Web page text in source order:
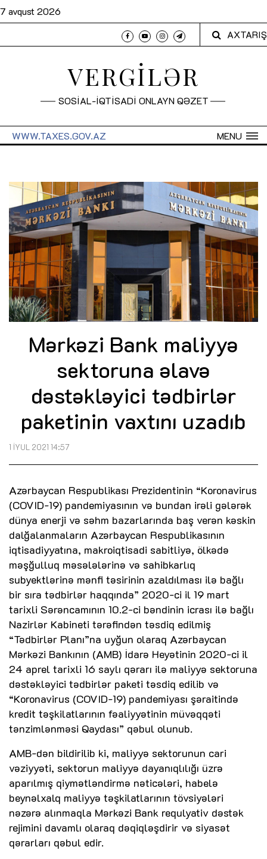
7 avqust 2026
AXTARIŞ
VERGİLƏR
SOSİAL-İQTİSADİ ONLAYN QƏZET
MENU
WWW.TAXES.GOV.AZ
Mərkəzi Bank maliyyə
sektoruna əlavə
dəstəkləyici tədbirlər
paketinin vaxtını uzadıb
1 İYUL 2021 14:57
Azərbaycan Respublikası Prezidentinin “Koronavirus
(COVID-19) pandemiyasının və bundan irəli gələrək
dünya enerji və səhm bazarlarında baş verən kəskin
dalğalanmaların Azərbaycan Respublikasının
iqtisadiyyatına, makroiqtisadi sabitliyə, ölkədə
məşğulluq məsələlərinə və sahibkarlıq
subyektlərinə mənfi təsirinin azaldılması ilə bağlı
bir sıra tədbirlər haqqında” 2020-ci il 19 mart
tarixli Sərəncamının 10.2-ci bəndinin icrası ilə bağlı
Nazirlər Kabineti tərəfindən təsdiq edilmiş
“Tədbirlər Planı”na uyğun olaraq Azərbaycan
Mərkəzi Bankının (AMB) İdarə Heyətinin 2020-ci il
24 aprel tarixli 16 saylı qərarı ilə maliyyə sektoruna
dəstəkləyici tədbirlər paketi təsdiq edilib və
“Koronavirus (COVID-19) pandemiyası şəraitində
kredit təşkilatlarının fəaliyyətinin müvəqqəti
tənzimlənməsi Qaydası” qəbul olunub.
AMB-dən bildirilib ki, maliyyə sektorunun cari
vəziyyəti, sektorun maliyyə dayanıqlılığı üzrə
aparılmış qiymətləndirmə nəticələri, habelə
beynəlxalq maliyyə təşkilatlarının tövsiyələri
nəzərə alınmaqla Mərkəzi Bank requlyativ dəstək
rejimini davamlı olaraq dəqiqləşdirir və siyasət
qərarları qəbul edir.